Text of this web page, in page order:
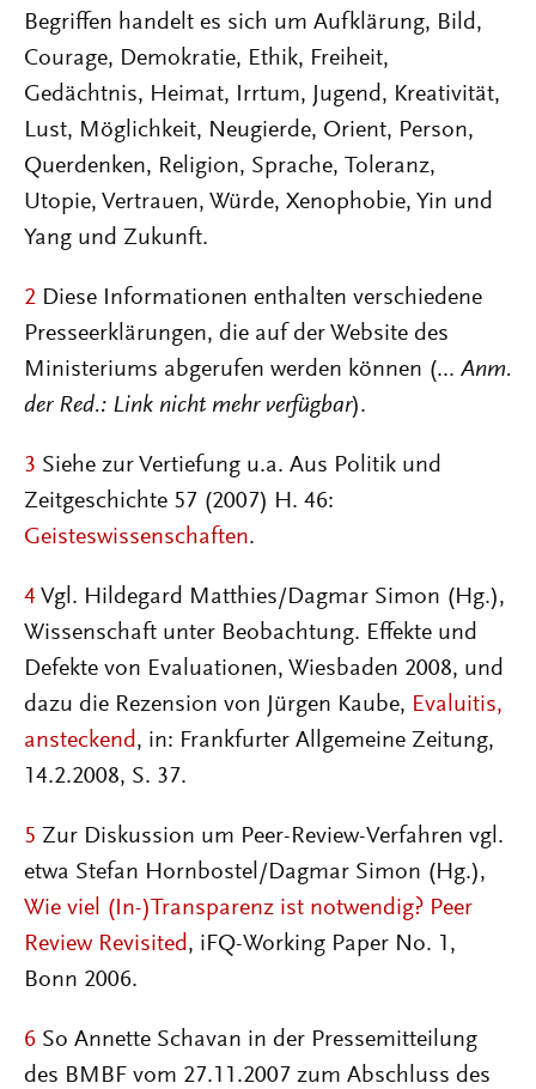
Begriffen handelt es sich um Aufklärung, Bild,
Courage, Demokratie, Ethik, Freiheit,
Gedächtnis, Heimat, Irrtum, Jugend, Kreativität,
Lust, Möglichkeit, Neugierde, Orient, Person,
Querdenken, Religion, Sprache, Toleranz,
Utopie, Vertrauen, Würde, Xenophobie, Yin und
Yang und Zukunft.
2 Diese Informationen enthalten verschiedene
Presseerklärungen, die auf der Website des
Ministeriums abgerufen werden können (... Anm.
der Red.: Link nicht mehr verfügbar).
3 Siehe zur Vertiefung u.a. Aus Politik und
Zeitgeschichte 57 (2007) H. 46:
Geisteswissenschaften.
4 Vgl. Hildegard Matthies/Dagmar Simon (Hg.),
Wissenschaft unter Beobachtung. Effekte und
Defekte von Evaluationen, Wiesbaden 2008, und
dazu die Rezension von Jürgen Kaube, Evaluitis,
ansteckend, in: Frankfurter Allgemeine Zeitung,
14.2.2008, S. 37.
5 Zur Diskussion um Peer-Review-Verfahren vgl.
etwa Stefan Hornbostel/Dagmar Simon (Hg.),
Wie viel (In-)Transparenz ist notwendig? Peer
Review Revisited, iFQ-Working Paper No. 1,
Bonn 2006.
6 So Annette Schavan in der Pressemitteilung
des BMBF vom 27.11.2007 zum Abschluss des